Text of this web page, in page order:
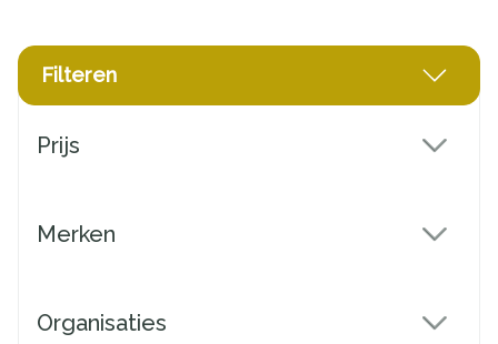
Filteren
Prijs
Merken
Organisaties